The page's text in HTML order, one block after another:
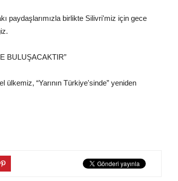
paydaşlarımızla birlikte Silivri'miz için gece
BULUŞACAKTIR”
“Yarının Türkiye'sinde” yeniden